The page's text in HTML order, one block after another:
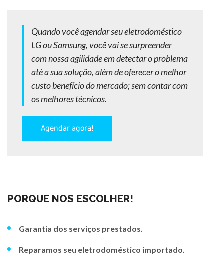
Quando você agendar seu eletrodoméstico
LG ou Samsung, você vai se surpreender
com nossa agilidade em detectar o problema
até a sua solução, além de oferecer o melhor
custo benefício do mercado; sem contar com
os melhores técnicos.
Agendar agora!
PORQUE NOS ESCOLHER!
Garantia dos serviços prestados.
Reparamos seu eletrodoméstico importado.